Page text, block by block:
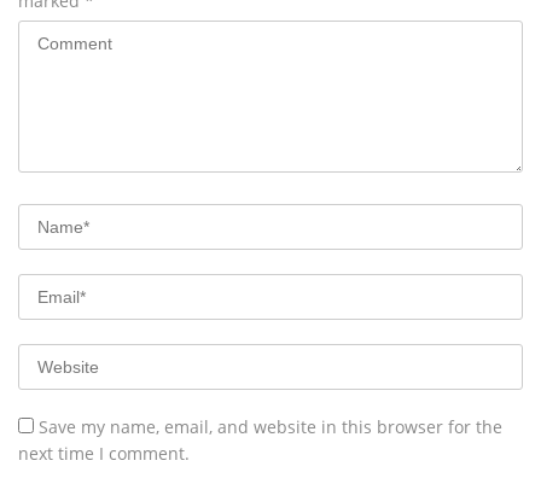
Save my name, email, and website in this browser for the
next time I comment.